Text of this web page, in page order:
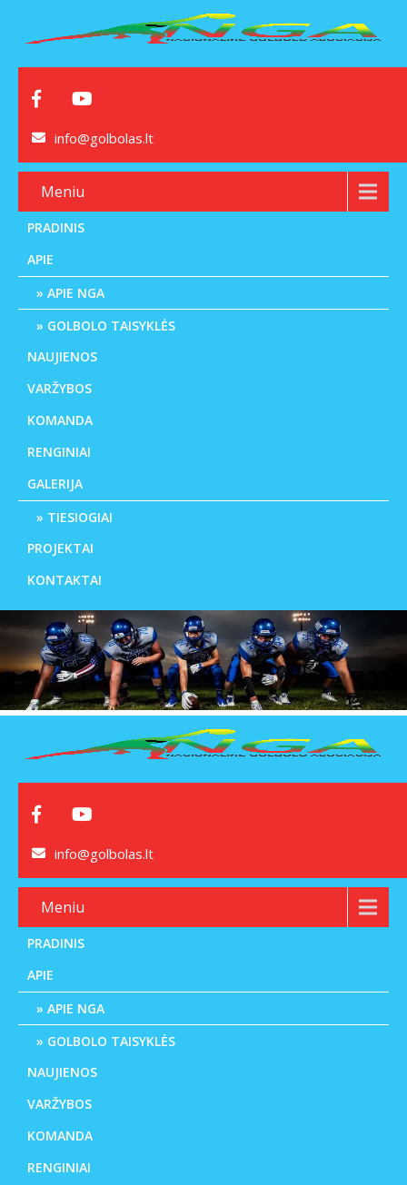
info@golbolas.lt
Meniu
PRADINIS
APIE
APIE NGA
GOLBOLO TAISYKLĖS
NAUJIENOS
VARŽYBOS
KOMANDA
RENGINIAI
GALERIJA
TIESIOGIAI
PROJEKTAI
KONTAKTAI
info@golbolas.lt
Meniu
PRADINIS
APIE
APIE NGA
GOLBOLO TAISYKLĖS
NAUJIENOS
VARŽYBOS
KOMANDA
RENGINIAI